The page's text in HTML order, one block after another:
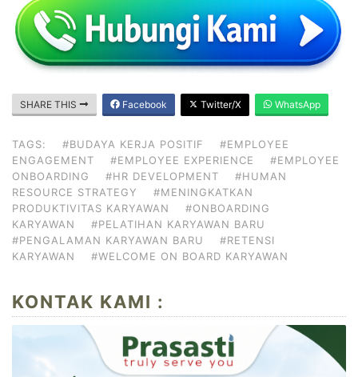
SHARE THIS Facebook Twitter/X WhatsApp
TAGS: #BUDAYA KERJA POSITIF
#EMPLOYEE
ENGAGEMENT
#EMPLOYEE EXPERIENCE
#EMPLOYEE
ONBOARDING
#HR DEVELOPMENT
#HUMAN
RESOURCE STRATEGY
#MENINGKATKAN
PRODUKTIVITAS KARYAWAN
#ONBOARDING
KARYAWAN
#PELATIHAN KARYAWAN BARU
#PENGALAMAN KARYAWAN BARU
#RETENSI
KARYAWAN
#WELCOME ON BOARD KARYAWAN
KONTAK KAMI :